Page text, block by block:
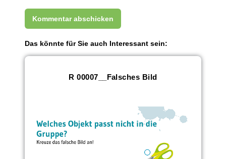
Das könnte für Sie auch Interessant sein:
R 00007__Falsches Bild